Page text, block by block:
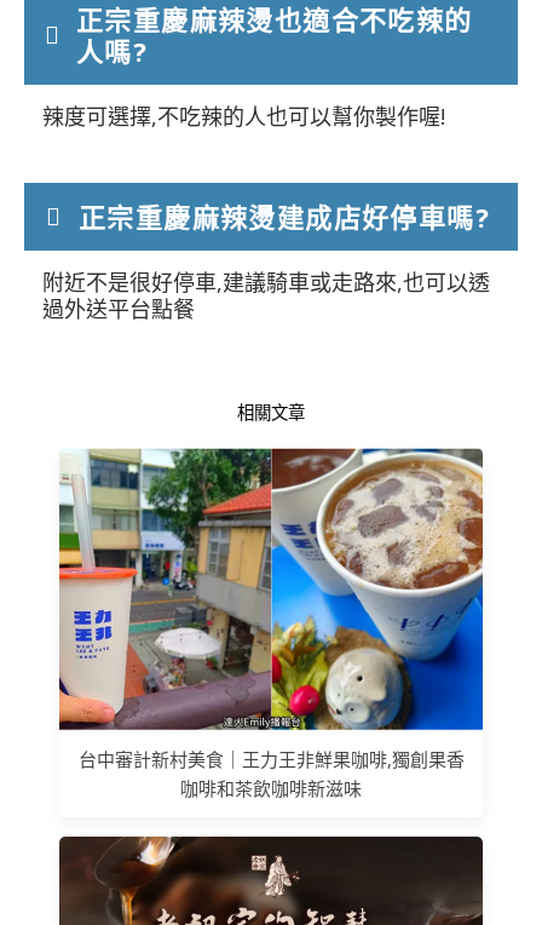
正宗重慶麻辣燙也適合不吃辣的
人嗎?
辣度可選擇,不吃辣的人也可以幫你製作喔!
正宗重慶麻辣燙建成店好停車嗎?
附近不是很好停車,建議騎車或走路來,也可以透
過外送平台點餐
相關文章
台中審計新村美食｜王力王非鮮果咖啡,獨創果香
咖啡和茶飲咖啡新滋味